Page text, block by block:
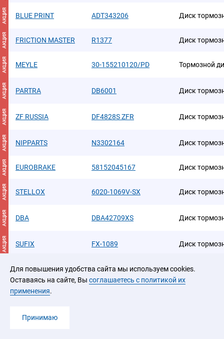
Для повышения удобства сайта мы используем cookies.
Оставаясь на сайте, Вы соглашаетесь с политикой их
применения.
Принимаю
АКЦИЯ BLUE PRINT ADT343206 Диск
АКЦИЯ FRICTION MASTER R1377 Диск
АКЦИЯ MEYLE 30-155210120/PD Тормозной
АКЦИЯ PARTRA DB6001 Диск
АКЦИЯ ZF RUSSIA DF4828S ZFR Диск
АКЦИЯ NIPPARTS N3302164 Диск
АКЦИЯ EUROBRAKE 58152045167 Диск
АКЦИЯ STELLOX 6020-1069V-SX Диск
АКЦИЯ DBA DBA42709XS Диск
АКЦИЯ SUFIX FX-1089 Диск
ADVICS A6F164B Диск
CWORKS
VALEO